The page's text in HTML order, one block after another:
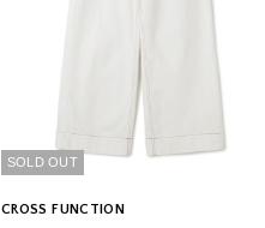
SOLD OUT
CROSS FUNCTION